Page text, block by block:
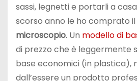
sassi, legnetti e portarli a
scorso anno le ho comprato
microscopio. Un modello di
di prezzo che è leggermente
base economici (in plastica),
dall’essere un prodotto